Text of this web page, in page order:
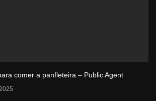
comer a panfleteira – Public Agent